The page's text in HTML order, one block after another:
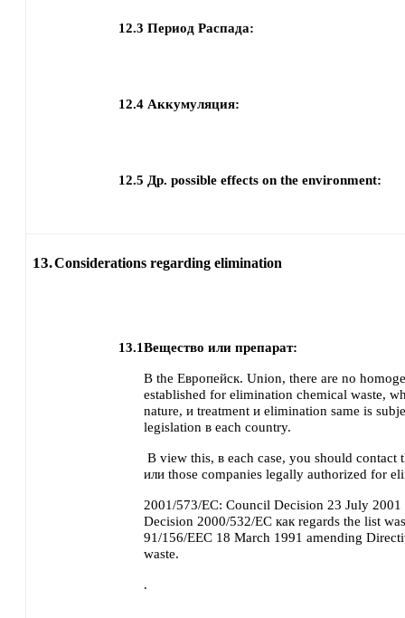
12.3 Период Распада:
12.4 Аккумуляция:
12.5 Др. possible effects on the environment:
13.Considerations regarding elimination
13.1Вещество или препарат:
В the Европейск. Union, there are no
established for elimination chemical waste,
nature, и treatment и elimination same is
legislation в each country.
В view this, в each case, you should contact
или those companies legally authorized for
2001/573/EC: Council Decision 23 July
Decision 2000/532/EC как regards the list
91/156/EEC 18 March 1991 amending
waste.
.